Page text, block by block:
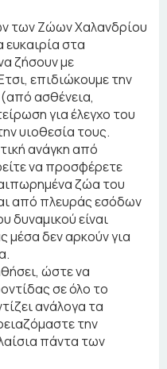
των Ζώων Χαλανδρίου
ευκαιρία στα
ζήσουν με
επιδιώκουμε την
ασθένεια,
για έλεγχο του
υιοθεσία τους.
ανάγκη από
να προσφέρετε
ζώα του
από πλευράς εσόδων
δυναμικού είναι
μέσα δεν αρκούν για
ώστε να
σε όλο το
ανάλογα τα
την
πάντα των